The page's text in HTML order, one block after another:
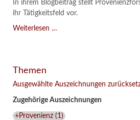
In ihrem Blogbeitrag stellt
ihr Tätigkeitsfeld vor.
Weiterlesen …
im
des
Lindenau-
Themen
Ausgewählte Auszeichnungen
Zugehörige Auszeichnungen
+Provenienz(1 )